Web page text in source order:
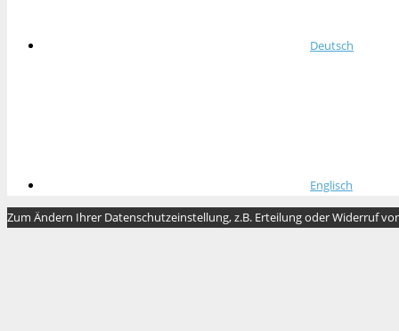
Deutsch
Englisch
Zum Ändern Ihrer Datenschutzeinstellung, z.B. Erteilung oder Widerruf